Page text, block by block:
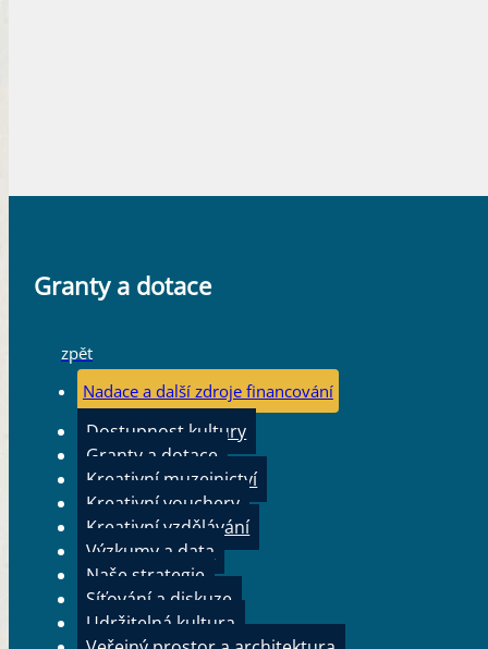
Granty a dotace
zpět
Nadace a další zdroje financování
Dostupnost kultury
Granty a dotace
Kreativní muzejnictví
Kreativní vouchery
Kreativní vzdělávání
Výzkumy a data
Naše strategie
Síťování a diskuze
Udržitelná kultura